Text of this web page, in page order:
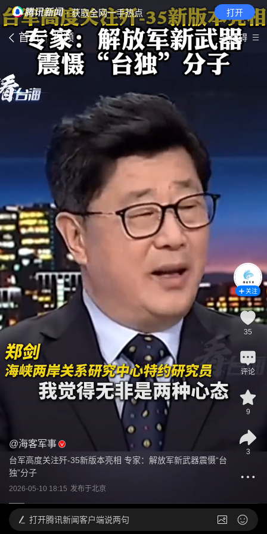
· 获取全网一手热点 打开
首页 视频 无障碍
@海客军事
台军高度关注歼-35新版本亮相 专家：解放军新武器震慑“台
独”分子
2026-05-10 18:15 发布于北京
关注
35
评论
9
3
打开腾讯新闻客户端说两句